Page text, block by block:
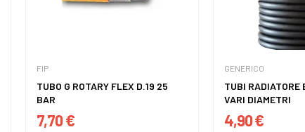
FIP
TUBO G ROTARY FLEX D.19 25
BAR
7,70 €
GENERICO
TUBI RADIATORE
VARI DIAMETRI
4,90 €